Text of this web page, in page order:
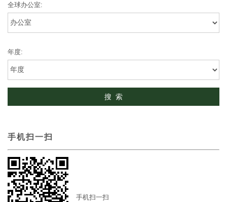
全球办公室:
年度:
手机扫一扫
手机扫一扫